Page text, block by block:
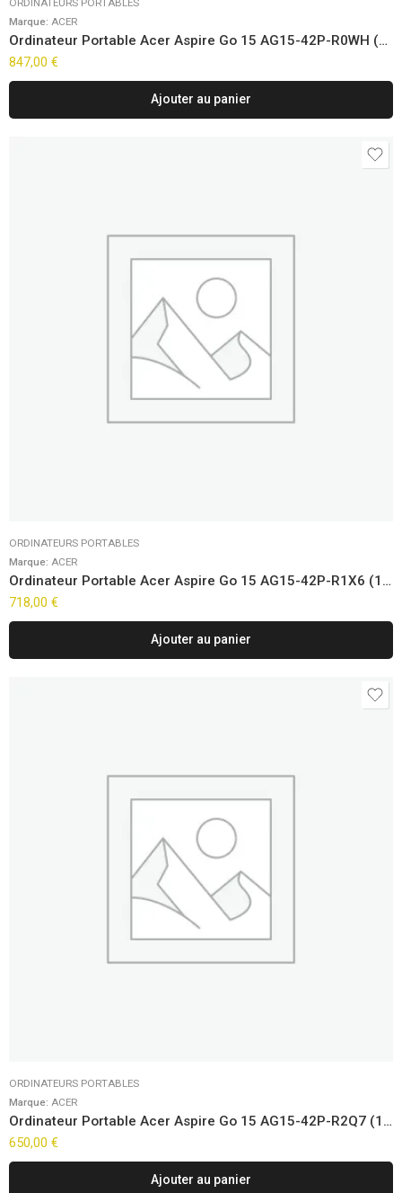
Marque: ACER
Ordinateur Portable Acer Aspire Go 15 AG15-42P-R0WH (15,6″) FreeDOS
847,00 €
Ajouter au panier
ORDINATEURS PORTABLES
Marque: ACER
Ordinateur Portable Acer Aspire Go 15 AG15-42P-R1X6 (15,6″)
718,00 €
Ajouter au panier
ORDINATEURS PORTABLES
Marque: ACER
Ordinateur Portable Acer Aspire Go 15 AG15-42P-R2Q7 (15,6″)
650,00 €
Ajouter au panier